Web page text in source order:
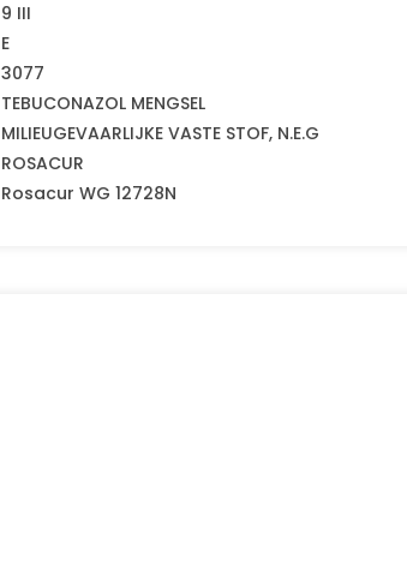
9 III
E
3077
TEBUCONAZOL MENGSEL
MILIEUGEVAARLIJKE VASTE STOF, N.E.G
ROSACUR
Rosacur WG 12728N